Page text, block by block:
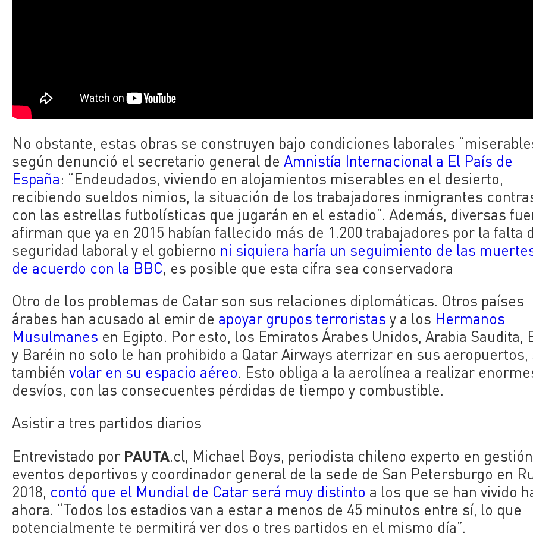
No obstante, estas obras se construyen bajo condiciones laborales
según denunció el secretario general deAmnistía Internacional a El País de
España: “Endeudados, viviendo en alojamientos miserables en el desierto,
recibiendo sueldos nimios, la situación de los trabajadores inmigrantes
con las estrellas futbolísticas que jugarán en el estadio”. Además, diversas
afirman que ya en 2015 habían fallecido más de 1.200 trabajadores por la falta
seguridad laboral y el gobierno ni siquiera haría un seguimiento de las
de acuerdo con la BBC, es posible que esta cifra sea conservadora
Otro de los problemas de Catar son sus relaciones diplomáticas. Otros países
árabes han acusado al emir de apoyar grupos terroristas y a los Hermanos
Musulmanes en Egipto. Por esto, los Emiratos Árabes Unidos, Arabia Saudita,
y Baréin no solo le han prohibido a Qatar Airways aterrizar en sus aeropuertos,
tambiénvolar en su espacio aéreo. Esto obliga a la aerolínea a realizar
desvíos, con las consecuentes pérdidas de tiempo y combustible.
Asistir a tres partidos diarios
Entrevistado por PAUTA.cl, Michael Boys, periodista chileno experto en
eventos deportivos y coordinador general de la sede de San Petersburgo en
2018, contó que el Mundial de Catar será muy distinto a los que se han vivido
ahora. “Todos los estadios van a estar a menos de 45 minutos entre sí, lo que
potencialmente te permitirá ver dos o tres partidos en el mismo día”.